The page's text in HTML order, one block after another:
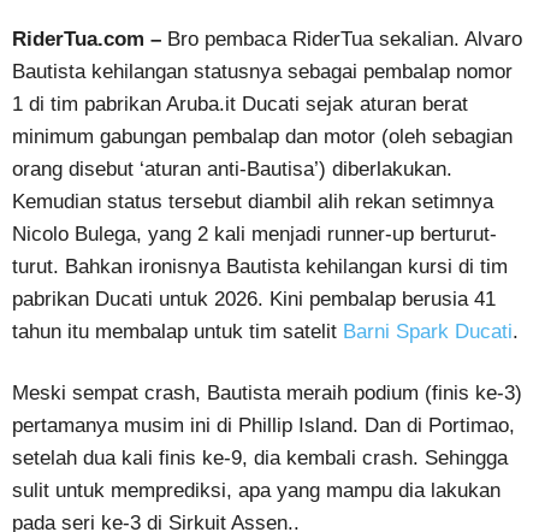
RiderTua.com – Bro pembaca RiderTua sekalian. Alvaro
Bautista kehilangan statusnya sebagai pembalap nomor
1 di tim pabrikan Aruba.it Ducati sejak aturan berat
minimum gabungan pembalap dan motor (oleh sebagian
orang disebut ‘aturan anti-Bautisa’) diberlakukan.
Kemudian status tersebut diambil alih rekan setimnya
Nicolo Bulega, yang 2 kali menjadi runner-up berturut-
turut. Bahkan ironisnya Bautista kehilangan kursi di tim
pabrikan Ducati untuk 2026. Kini pembalap berusia 41
tahun itu membalap untuk tim satelit Barni Spark Ducati.
Meski sempat crash, Bautista meraih podium (finis ke-3)
pertamanya musim ini di Phillip Island. Dan di Portimao,
setelah dua kali finis ke-9, dia kembali crash. Sehingga
sulit untuk memprediksi, apa yang mampu dia lakukan
pada seri ke-3 di Sirkuit Assen..